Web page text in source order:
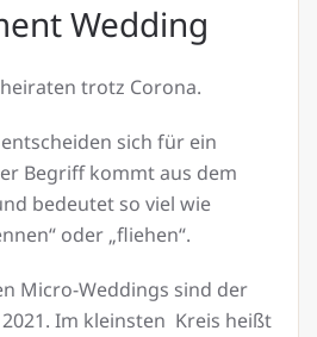
Wedding
trotz Corona.
sich für ein
Begriff kommt aus dem
bedeutet so viel wie
oder „fliehen“.
Micro-Weddings sind der
Im kleinsten Kreis heißt